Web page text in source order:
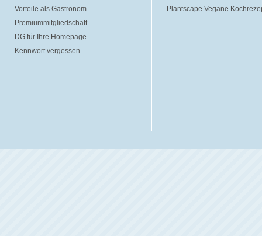
Vorteile als Gastronom
Premiummitgliedschaft
DG für Ihre Homepage
Kennwort vergessen
Plantscape Vegane